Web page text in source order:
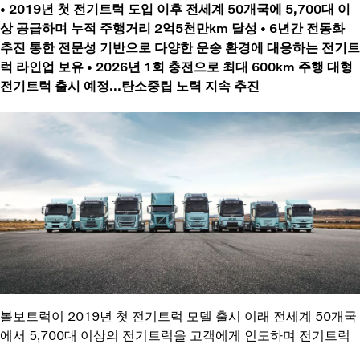
중고트럭
• 2019년 첫 전기트럭 도입 이후 전세계 50개국에 5,700대 이
상 공급하며 누적 주행거리 2억5천만km 달성 • 6년간 전동화
추진 통한 전문성 기반으로 다양한 운송 환경에 대응하는 전기트
럭 라인업 보유 • 2026년 1회 충전으로 최대 600km 주행 대형
전기트럭 출시 예정…탄소중립 노력 지속 추진
볼보트럭이 2019년 첫 전기트럭 모델 출시 이래 전세계 50개국
에서 5,700대 이상의 전기트럭을 고객에게 인도하며 전기트럭